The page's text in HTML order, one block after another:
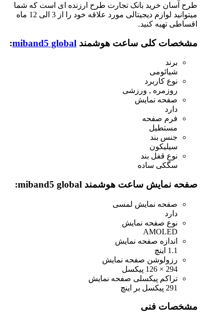
طرح آسان خرید بانک تجارت طرح ارزنده ای است که شما
میتوانید لوازم دیجیتالی مورد علاقه خود را از 3 الی 12 ماه
اقساطی تهیه کنید.
مشخصات کلی ساعت هوشمند miband5 global
:
برند
شیائومی
نوع کاربرد
روزمره , ورزشی
صفحه نمایش
دارد
فرم صفحه
مستطیل
جنس بند
سیلیکون
نوع قفل بند
سگکی ساده
صفحه نمایش ساعت هوشمند miband5 global:
صفحه نمایش لمسی
دارد
نوع صفحه نمایش
AMOLED
اندازه صفحه نمایش
1.1 اینچ
رزولوشن صفحه نمایش
294 × 126 پیکسل
تراکم پیکسلی صفحه نمایش
291 پیکسل بر اینچ
مشخصات فنی